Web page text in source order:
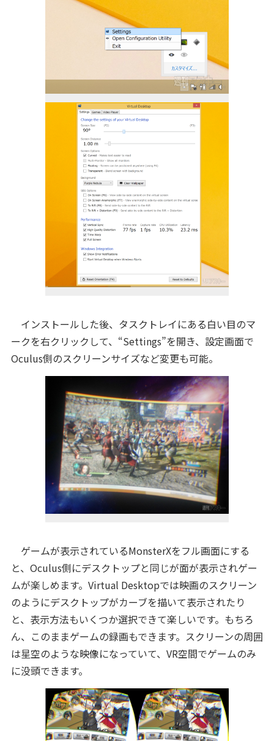
インストールした後、タスクトレイにある白い目のマ
ークを右クリックして、“Settings”を開き、設定画面で
Oculus側のスクリーンサイズなど変更も可能。
ゲームが表示されているMonsterXをフル画面にする
と、Oculus側にデスクトップと同じが面が表示されゲー
ムが楽しめます。Virtual Desktopでは映画のスクリーン
のようにデスクトップがカーブを描いて表示されたり
と、表示方法もいくつか選択できて楽しいです。もちろ
ん、このままゲームの録画もできます。スクリーンの周囲
は星空のような映像になっていて、VR空間でゲームのみ
に没頭できます。